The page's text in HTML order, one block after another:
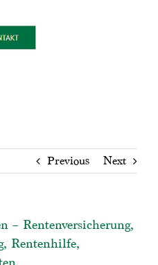
Previous Next
– Rentenversicherung,
Rentenhilfe,